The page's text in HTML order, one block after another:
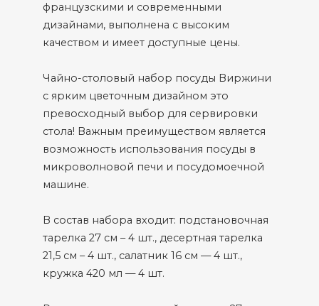
французскими и современными
дизайнами, выполнена с высоким
качеством и имеет доступные цены.
Чайно-столовый набор посуды Виржини
с ярким цветочным дизайном это
превосходный выбор для сервировки
стола! Важным преимуществом является
возможность использования посуды в
микроволновой печи и посудомоечной
машине.
В состав набора входит: подстановочная
тарелка 27 см – 4 шт., десертная тарелка
21,5 см – 4 шт., салатник 16 см — 4 шт.,
кружка 420 мл — 4 шт.